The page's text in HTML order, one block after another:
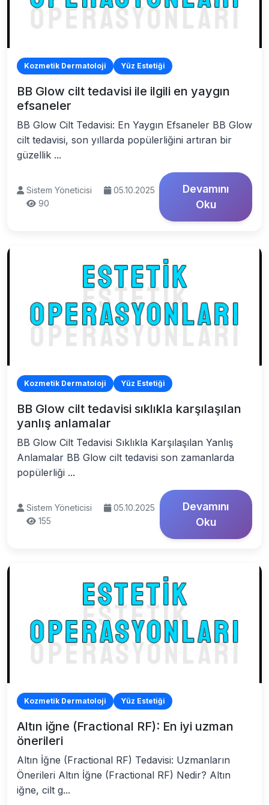
Kozmetik Dermatoloji Yüz Estetiği
BB Glow cilt tedavisi ile ilgili en yaygın
efsaneler
BB Glow Cilt Tedavisi: En Yaygın Efsaneler BB Glow
cilt tedavisi, son yıllarda popülerliğini artıran bir
güzellik ...
Sistem Yöneticisi
05.10.2025
90
Devamını
Oku
Kozmetik Dermatoloji Yüz Estetiği
BB Glow cilt tedavisi sıklıkla karşılaşılan
yanlış anlamalar
BB Glow Cilt Tedavisi Sıklıkla Karşılaşılan Yanlış
Anlamalar BB Glow cilt tedavisi son zamanlarda
popülerliği ...
Sistem Yöneticisi
05.10.2025
155
Devamını
Oku
Kozmetik Dermatoloji Yüz Estetiği
Altın iğne (Fractional RF): En iyi uzman
önerileri
Altın İğne (Fractional RF) Tedavisi: Uzmanların
Önerileri Altın İğne (Fractional RF) Nedir? Altın
iğne, cilt g...